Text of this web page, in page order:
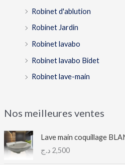
Robinet d'ablution
Robinet Jardin
Robinet lavabo
Robinet lavabo Bidet
Robinet lave-main
Nos meilleures ventes
Lave main coquillage
2,500 د.ج